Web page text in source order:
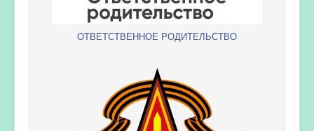
ОТВЕТСТВЕННОЕ РОДИТЕЛЬСТВО